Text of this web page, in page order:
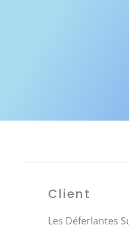
Client
Les Déferlantes